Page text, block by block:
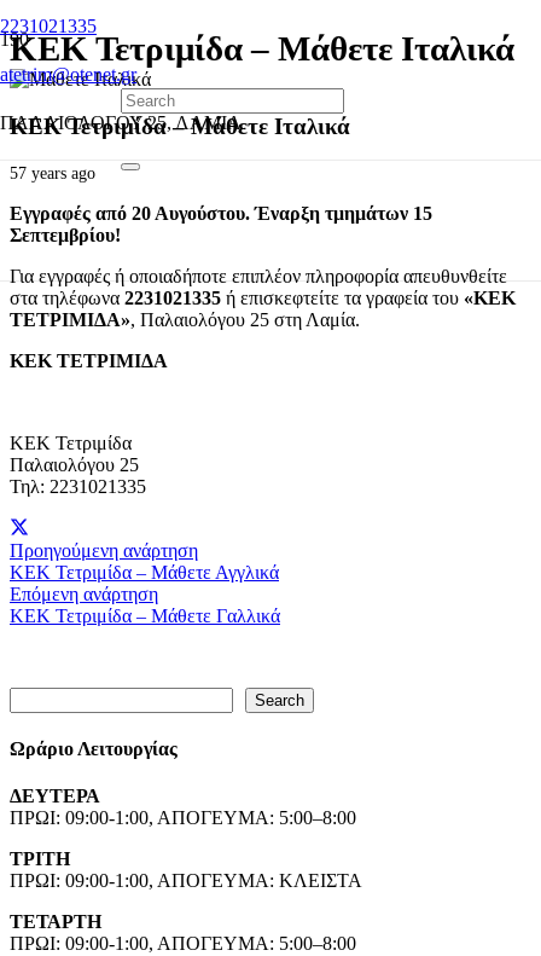
2231021335
atetrim@otenet.gr
ΠΑΛΑΙΟΛΟΓΟΥ 25, ΛΑΜΙΑ
ΚΕΚ Τετριμίδα – Μάθετε Ιταλικά
ΚΕΚ Τετριμίδα – Μάθετε Ιταλικά
57 years ago
Εγγραφές από 20 Αυγούστου. Έναρξη τμημάτων 15
Σεπτεμβρίου!
Για εγγραφές ή οποιαδήποτε επιπλέον πληροφορία απευθυνθείτε
στα τηλέφωνα 2231021335 ή επισκεφτείτε τα γραφεία του «ΚΕΚ
ΤΕΤΡΙΜΙΔΑ», Παλαιολόγου 25 στη Λαμία.
ΚΕΚ ΤΕΤΡΙΜΙΔΑ
ΚΕΚ Τετριμίδα
Παλαιολόγου 25
Τηλ: 2231021335
Προηγούμενη ανάρτηση
ΚΕΚ Τετριμίδα – Μάθετε Αγγλικά
Επόμενη ανάρτηση
ΚΕΚ Τετριμίδα – Μάθετε Γαλλικά
Search
Ωράριο Λειτουργίας
ΔΕΥΤΕΡΑ
ΠΡΩΙ: 09:00-1:00, ΑΠΟΓΕΥΜΑ: 5:00–8:00
ΤΡΙΤΗ
ΠΡΩΙ: 09:00-1:00, ΑΠΟΓΕΥΜΑ: ΚΛΕΙΣΤΑ
ΤΕΤΑΡΤΗ
ΠΡΩΙ: 09:00-1:00, ΑΠΟΓΕΥΜΑ: 5:00–8:00